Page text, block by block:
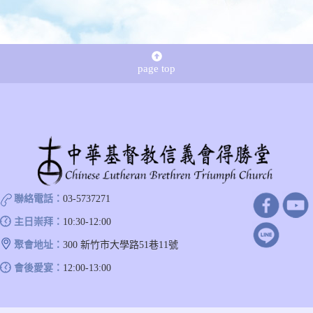
page top
聯絡電話： 03-5737271
主日崇拜： 10:30-12:00
聚會地址： 300 新竹市大學路51巷11號
會後愛宴： 12:00-13:00